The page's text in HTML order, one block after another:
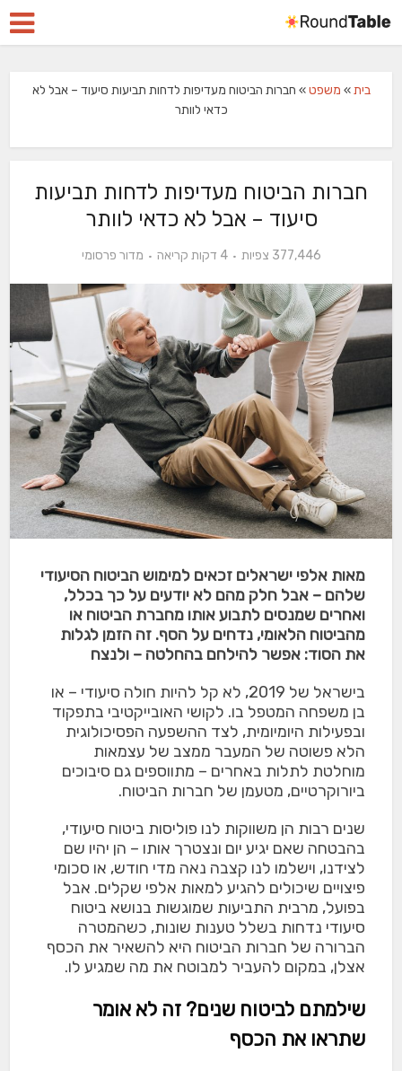
בית» משפט» חברות הביטוח מעדיפות לדחות תביעות סיעוד – אבל לא
כדאי לוותר
חברות הביטוח מעדיפות לדחות תביעות
סיעוד – אבל לא כדאי לוותר
377,446 צפיות 4 דקות קריאה מדור פרסומי
מאות אלפי ישראלים זכאים למימוש הביטוח הסיעודי
שלהם – אבל חלק מהם לא יודעים על כך בכלל,
ואחרים שמנסים לתבוע אותו מחברת הביטוח או
מהביטוח הלאומי, נדחים על הסף. זה הזמן לגלות
את הסוד: אפשר להילחם בהחלטה – ולנצח
בישראל של 2019, לא קל להיות חולה סיעודי – או
בן משפחה המטפל בו. לקושי האובייקטיבי בתפקוד
ובפעילות היומיומית, לצד ההשפעה הפסיכולוגית
הלא פשוטה של המעבר ממצב של עצמאות
מוחלטת לתלות באחרים – מתווספים גם סיבוכים
ביורוקרטיים, מטעמן של חברות הביטוח.
שנים רבות הן משווקות לנו פוליסות ביטוח סיעודי,
בהבטחה שאם יגיע יום ונצטרך אותו – הן יהיו שם
לצידנו, וישלמו לנו קצבה נאה מדי חודש, או סכומי
פיצויים שיכולים להגיע למאות אלפי שקלים. אבל
בפועל, מרבית התביעות שמוגשות בנושא ביטוח
סיעודי נדחות בשלל טענות שונות, כשהמטרה
הברורה של חברות הביטוח היא להשאיר את הכסף
אצלן, במקום להעביר למבוטח את מה שמגיע לו.
שילמתם לביטוח שנים? זה לא אומר
שתראו את הכסף